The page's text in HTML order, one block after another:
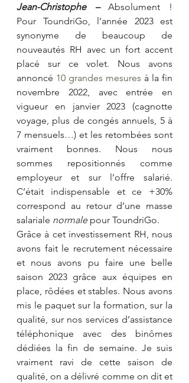
Jean-Christophe – Absolument !
Pour ToundriGo, l’année 2023 est
synonyme de beaucoup de
nouveautés RH avec un fort accent
placé sur ce volet. Nous avons
annoncé 10 grandes mesures à la fin
novembre 2022, avec entrée en
vigueur en janvier 2023 (cagnotte
voyage, plus de congés annuels, 5 à
7 mensuels…) et les retombées sont
vraiment bonnes. Nous nous
sommes repositionnés comme
employeur et sur l’offre salarié.
C’était indispensable et ce +30%
correspond au retour d’une masse
salariale normale pour ToundriGo.
Grâce à cet investissement RH, nous
avons fait le recrutement nécessaire
et nous avons pu faire une belle
saison 2023 grâce aux équipes en
place, rôdées et stables. Nous avons
mis le paquet sur la formation, sur la
qualité, sur nos services d’assistance
téléphonique avec des binômes
dédiées la fin de semaine. Je suis
vraiment ravi de cette saison de
qualité, on a délivré comme on dit et